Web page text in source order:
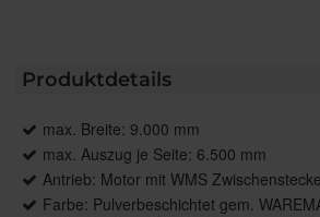
Produktdetails
max. Breite: 9.000 mm
max. Auszug je Seite: 6.500 mm
Antrieb: Motor mit WMS
Farbe: Pulverbeschichtet gem.